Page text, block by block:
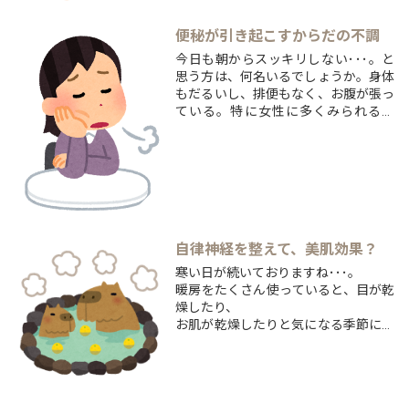
下にはリンパ管があり、老廃...
便秘が引き起こすからだの不調
今日も朝からスッキリしない･･･。と
思う方は、何名いるでしょうか。身体
もだるいし、排便もなく、お腹が張っ
ている。特に女性に多くみられる便
自律神経を整えて、美肌効果？
寒い日が続いておりますね･･･。
暖房をたくさん使っていると、目が乾
燥したり、
お肌が乾燥したりと気になる季節にな